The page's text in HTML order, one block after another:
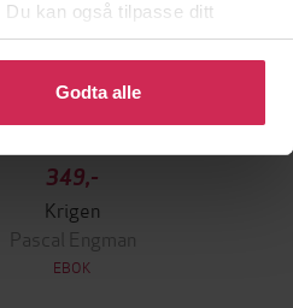
kan også tilpasse ditt
eller endre ditt samtykke.
Godta alle
349,-
Krigen
Pascal Engman
EBOK